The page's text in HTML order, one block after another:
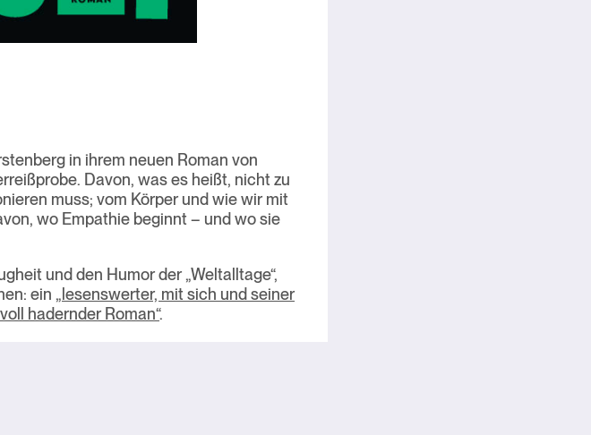
in ihrem neuen Roman von
Davon, was es heißt, nicht zu
muss; vom Körper und wie wir mit
wo Empathie beginnt – und wo sie
und den Humor der „Weltalltage“,
ein „lesenswerter, mit sich und seiner
hadernder Roman“.